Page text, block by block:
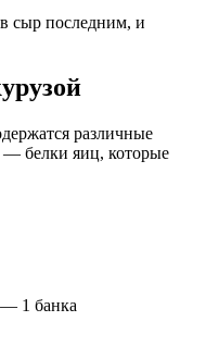
сыр последним, и
различные
белки яиц, которые
— 1 банка